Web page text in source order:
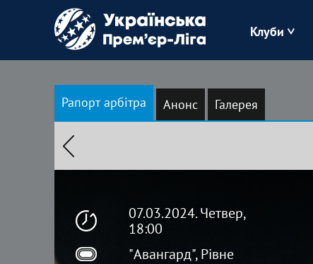
Клуби
Зоря
Рапорт арбітра Анонс Галерея
07.03.2024. Четвер,
18:00
"Авангард", Рівне